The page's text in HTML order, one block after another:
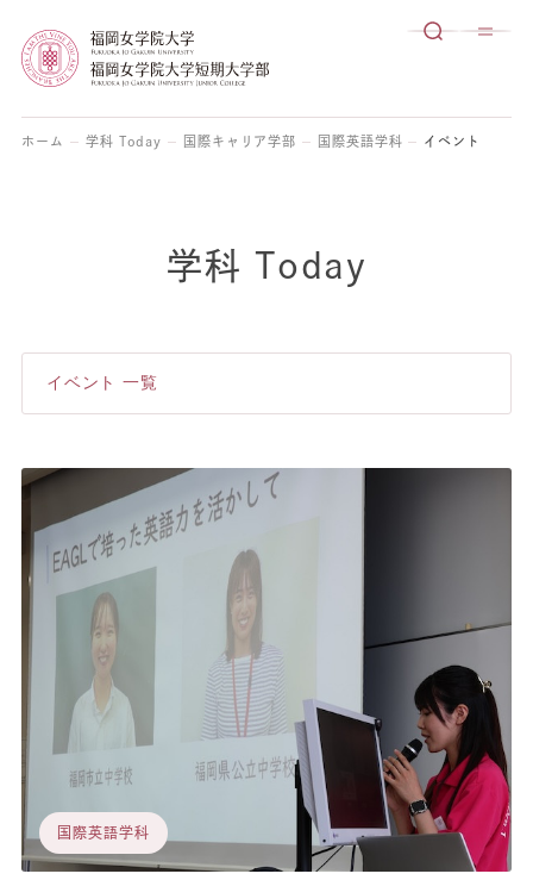
ホーム 学科 Today 国際キャリア学部 国際英語学科 イベント
学科 Today
イベント 一覧
国際英語学科